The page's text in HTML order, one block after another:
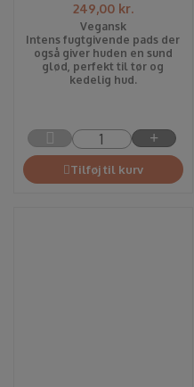
249,00 kr.
Vegansk
Intens fugtgivende pads der
også giver huden en sund
glød, perfekt til tør og
kedelig hud.
Tilføj til kurv